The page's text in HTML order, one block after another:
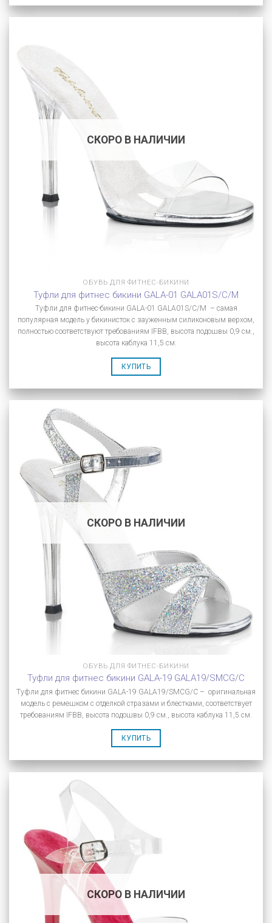
СКОРО В НАЛИЧИИ
ОБУВЬ ДЛЯ ФИТНЕС-БИКИНИ
Туфли для фитнес бикини GALA-01 GALA01S/C/M
Туфли для фитнес-бикини GALA-01 GALA01S/C/M – самая
популярная модель у бикинисток с зауженным силиконовым верхом,
полностью соответствуют требованиям IFBB, высота подошвы 0,9 см.,
высота каблука 11,5 см.
КУПИТЬ
СКОРО В НАЛИЧИИ
ОБУВЬ ДЛЯ ФИТНЕС-БИКИНИ
Туфли для фитнес бикини GALA-19 GALA19/SMCG/C
Туфли для фитнес бикини GALA-19 GALA19/SMCG/C – оригинальная
модель с ремешком с отделкой стразами и блестками, соответствует
требованиям IFBB, высота подошвы 0,9 см., высота каблука 11,5 см.
КУПИТЬ
СКОРО В НАЛИЧИИ